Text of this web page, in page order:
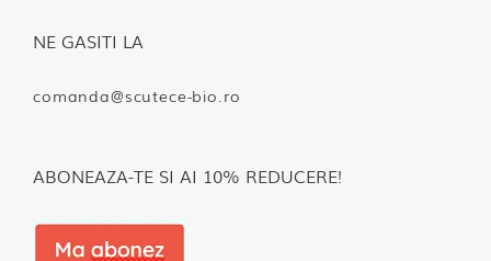
NE GASITI LA
comanda@scutece-bio.ro
ABONEAZA-TE SI AI 10% REDUCERE!